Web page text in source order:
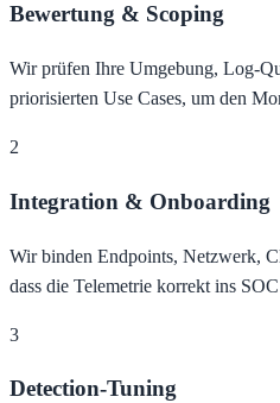
Bewertung & Scoping
Wir prüfen Ihre Umgebung, Log-
priorisierten Use Cases, um den
2
Integration & Onboarding
Wir binden Endpoints, Netzwerk,
dass die Telemetrie korrekt ins
3
Detection-Tuning